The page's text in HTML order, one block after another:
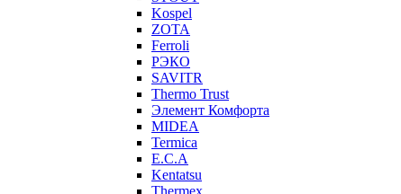
Kospel
ZOTA
Ferroli
РЭКО
SAVITR
Thermo Trust
Элемент Комфорта
MIDEA
Termica
E.C.A
Kentatsu
Thermex